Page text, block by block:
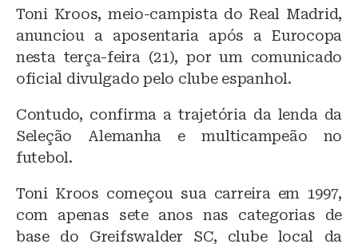
e
s
k
y
c
e
b
o
o
at
s
A
p
Toni Kroos, meio-campista do Real Madrid,
anunciou a aposentaria após a Eurocopa
nesta terça-feira (21), por um comunicado
oficial divulgado pelo clube espanhol.
Contudo, confirma a trajetória da lenda da
Seleção Alemanha e multicampeão no
futebol.
Toni Kroos começou sua carreira em 1997,
com apenas sete anos nas categorias de
base do Greifswalder SC, clube local da